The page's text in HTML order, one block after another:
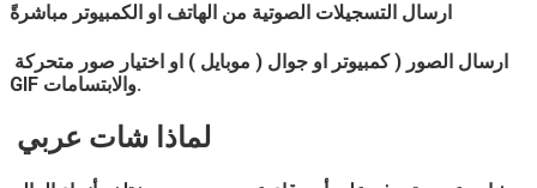
ارسال التسجيلات الصوتية من الهاتف او الكمبيوتر مباشرةً
GIF والابتسامات.
لماذا شات عربي